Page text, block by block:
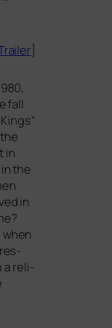
]
fall
in
the
in
a reli­